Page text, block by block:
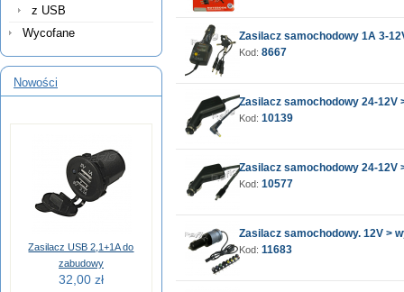
z USB
Wycofane
Nowości
Zasilacz USB 2,1+1A do
zabudowy
32,00 zł
Zasilacz samochodowy 1A 3-
Kod: 8667
Zasilacz samochodowy 24-12V
Kod: 10139
Zasilacz samochodowy 24-12V
Kod: 10577
Zasilacz samochodowy. 12V >
Kod: 11683